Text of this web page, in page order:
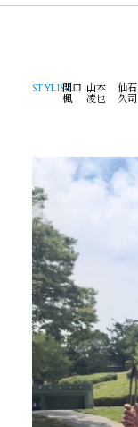
STYLIST.
関口
楓
山本
凌也
仙石
久司